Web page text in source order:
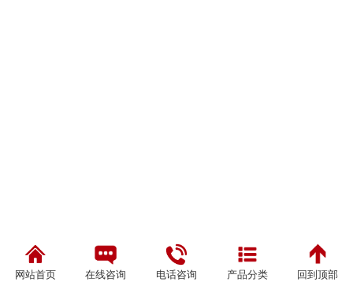
网站首页 在线咨询 电话咨询 产品分类 回到顶部